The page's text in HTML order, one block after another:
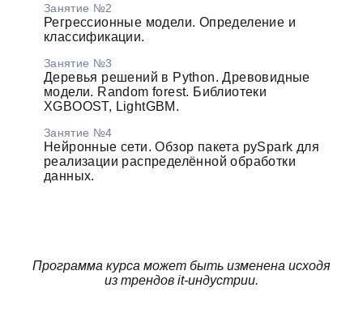
Занятие №2
Регрессионные модели. Определение и
классификации.
Занятие №3
Деревья решений в Python. Древовидные
модели. Random forest. Библиотеки
XGBOOST, LightGBM.
Занятие №4
Нейронные сети. Обзор пакета pySpark для
реализации распределённой обработки
данных.
Программа курса может быть изменена исходя
из трендов it-индустрии.